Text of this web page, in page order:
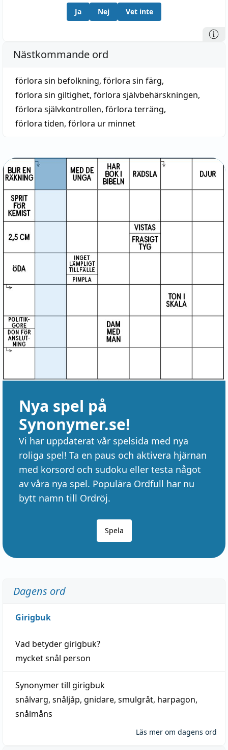
Ja Nej Vet inte
Nästkommande ord
förlora sin befolkning, förlora sin färg,
förlora sin giltighet, förlora självbehärskningen,
förlora självkontrollen, förlora terräng,
förlora tiden, förlora ur minnet
Nya spel på
Synonymer.se!
Vi har uppdaterat vår spelsida med nya
roliga spel! Ta en paus och aktivera hjärnan
med korsord och sudoku eller testa något
av våra nya spel. Populära Ordfull har nu
bytt namn till Ordröj.
Spela
Dagens ord
Girigbuk
Vad betydergirigbuk?
mycketsnål person
Synonymer till girigbuk
snålvarg, snåljåp, gnidare, smulgråt, harpagon,
snålmåns
Läs mer om dagens ord